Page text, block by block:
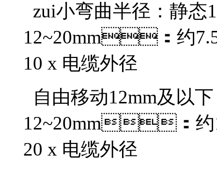
zui小弯曲半径：静态
12~20mm：约
10 x 电缆外径
自由移动12mm及以下
12~20mm：约
20 x 电缆外径